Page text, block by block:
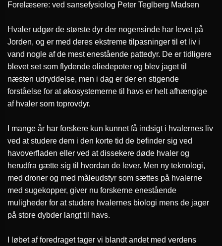
Forelæsere: ved sansefysiolog Peter Teglberg Madsen
Hvaler udgør de største dyr der nogensinde har levet på
Jorden, og er med deres ekstreme tilpasninger til et liv i
vand nogle af de mest enestående pattedyr. De er tidligere
blevet set som flydende oliedepoter og blev jaget til
næsten udryddelse, men i dag er der en stigende
forståelse for at økosystemerne til havs er helt afhængige
af hvaler som toprovdyr.
I mange år har forskere kun kunnet få indsigt i hvalernes liv
ved at studere dem i den korte tid de befinder sig ved
havoverfladen eller ved at dissekere døde hvaler og
herudfra gætte sig til hvordan de lever. Men ny teknologi,
med droner og med måleudstyr som sættes på hvalerne
med sugekopper, giver nu forskerne enestående
muligheder for at studere hvalernes biologi mens de jager
på store dybder langt til havs.
I løbet af foredraget tager vi blandt andet med verdens